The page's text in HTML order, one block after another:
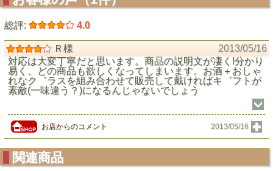
総評: 4.0
Ｒ様
2013/05/16
対応は大変丁寧だと思います。商品の説明文が凄く!分かり
易く、どの商品も欲しくなってしまいます。お酒＋おしゃ
れなク゛ラスを組み合わせて販売して戴ければキ゛フトが
素敵(一味違う？)になるんじゃないでしょう
お店からのコメント 2013/05/16
関連商品